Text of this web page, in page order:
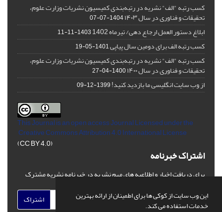
این وب سایت از کوکی ها برای اطمینان از ارائه بهترین
خدمات استفاده می کند.
کسب رتبه "الف" نشریه در رتبه‌بندی کمیسیون نشریات وزارت علوم،
تحقیقات و فناوری در سال ۱۴۰۳ 1404-07-07
ابلاغ دستور العمل ارجاع دهی/ تیرماه 1402 1403-11-11
کسب رتبه الف برای دومین سال پیاپی1401-05-19
کسب رتبه "الف" نشریه در رتبه‌بندی کمیسیون نشریات وزارت علوم،
تحقیقات و فناوری در سال ۱۴۰۰ 1400-04-27
از وب سایت انگلیسی ما بازدید کنید!1399-12-09
This Journal is an open access Journal Licensedunder the
Creative Commons Attribution 4.0 International License
(CC BY 4.0)
اشتراک خبرنامه
برای دریافت اخبار و اطلاعیه های مهم نشریه در خبرنامه نشریه مشترک
اشتراک